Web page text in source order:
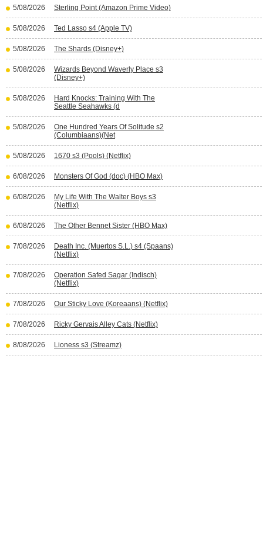
5/08/2026 Sterling Point (Amazon Prime Video)
5/08/2026 Ted Lasso s4 (Apple TV)
5/08/2026 The Shards (Disney+)
5/08/2026
Wizards Beyond Waverly Place s3
(Disney+)
5/08/2026
Hard Knocks: Training With The
Seattle Seahawks (d
5/08/2026
One Hundred Years Of Solitude s2
(Columbiaans)(Net
5/08/2026 1670 s3 (Pools) (Netflix)
6/08/2026 Monsters Of God (doc) (HBO Max)
6/08/2026
My Life With The Walter Boys s3
(Netflix)
6/08/2026 The Other Bennet Sister (HBO Max)
7/08/2026
Death Inc. (Muertos S.L.) s4 (Spaans)
(Netflix)
7/08/2026
Operation Safed Sagar (Indisch)
(Netflix)
7/08/2026 Our Sticky Love (Koreaans) (Netflix)
7/08/2026 Ricky Gervais Alley Cats (Netflix)
8/08/2026 Lioness s3 (Streamz)